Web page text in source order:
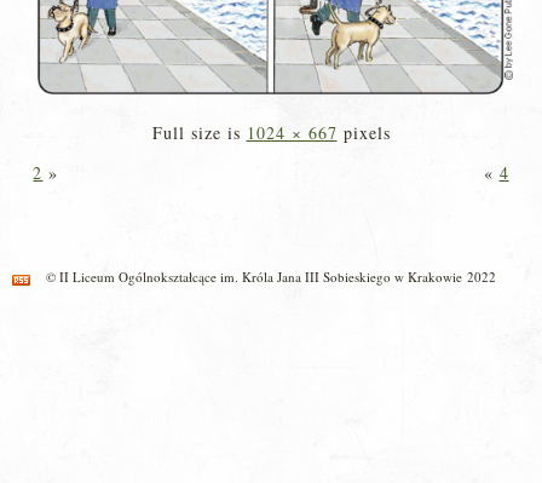
Full size is 1024 × 667 pixels
2 » « 4
© II Liceum Ogólnokształcące im. Króla Jana III Sobieskiego w Krakowie 2022